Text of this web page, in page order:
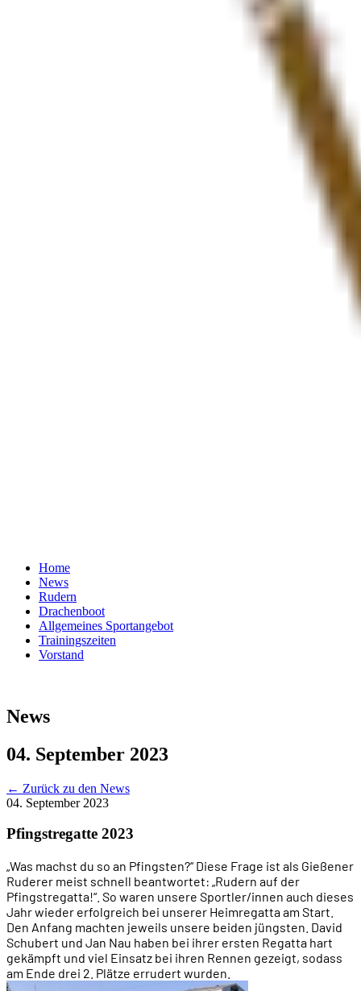
Home
News
Rudern
Drachenboot
Allgemeines Sportangebot
Trainingszeiten
Vorstand
News
04. September 2023
← Zurück zu den News
04. September 2023
Pfingstregatte 2023
„Was machst du so an Pfingsten?“ Diese Frage ist als Gießener
Ruderer meist schnell beantwortet: „Rudern auf der
Pfingstregatta!“. So waren unsere Sportler/innen auch dieses
Jahr wieder erfolgreich bei unserer Heimregatta am Start.
Den Anfang machten jeweils unsere beiden jüngsten. David
Schubert und Jan Nau haben bei ihrer ersten Regatta hart
gekämpft und viel Einsatz bei ihren Rennen gezeigt, sodass
am Ende drei 2. Plätze errudert wurden.